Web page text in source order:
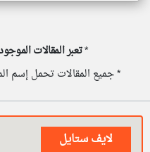
*تعبر المقالات
* جميع المقالات تحمل إسم
لايف ستايل